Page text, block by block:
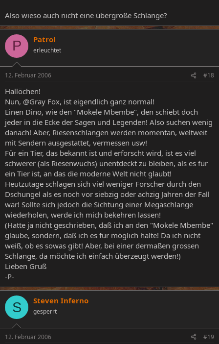
Also wieso auch nicht eine übergroße Schlange?
P Patrol
erleuchtet
12. Februar 2006 #18
Hallöchen!
Nun, @Gray Fox, ist eigendlich ganz normal!
Einen Dino, wie den "Mokele Mbembe", den schiebt doch
jeder in die Ecke der Sagen und Legenden! Also suchen wenig
danach! Aber, Riesenschlangen werden momentan, weltweit
mit Sendern ausgestattet, vermessen usw!
Für ein Tier, das bekannt ist und erforscht wird, ist es viel
schwerer (als Riesenwuchs) unentdeckt zu bleiben, als es für
ein Tier ist, an das die moderne Welt nicht glaubt!
Heutzutage schlagen sich viel weniger Forscher durch den
Dschungel als es noch vor siebzig oder achzig Jahren der Fall
war! Sollte sich jedoch die Sichtung einer Megaschlange
wiederholen, werde ich mich bekehren lassen!
(Hatte ja nicht geschrieben, daß ich an den "Mokele Mbembe"
glaube, sondern, daß ich es für möglich halte! Da ich nicht
weiß, ob es sowas gibt! Aber, bei einer dermaßen grossen
Schlange, da möchte ich einfach überzeugt werden!)
Lieben Gruß
-P-
S Steven Inferno
gesperrt
12. Februar 2006 #19